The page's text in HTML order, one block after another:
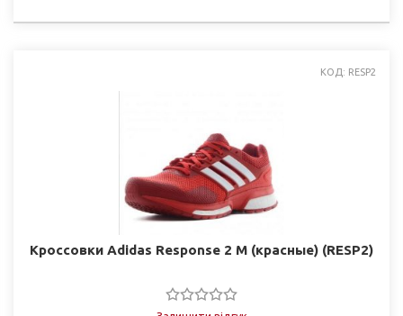
КОД: RESP2
Кроссовки Adidas Response 2 M (красные) (RESP2)